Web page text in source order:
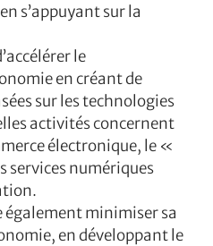
s’appuyant sur la
le
en créant de
sur les technologies
activités concernent
électronique, le «
services numériques
également minimiser sa
en développant le